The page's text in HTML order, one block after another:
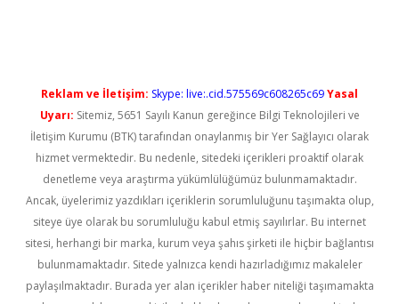
Reklam ve İletişim: Skype: live:.cid.575569c608265c69Yasal
Uyarı: Sitemiz, 5651 Sayılı Kanun gereğince Bilgi Teknolojileri ve
İletişim Kurumu (BTK) tarafından onaylanmış bir Yer Sağlayıcı olarak
hizmet vermektedir. Bu nedenle, sitedeki içerikleri proaktif olarak
denetleme veya araştırma yükümlülüğümüz bulunmamaktadır.
Ancak, üyelerimiz yazdıkları içeriklerin sorumluluğunu taşımakta olup,
siteye üye olarak bu sorumluluğu kabul etmiş sayılırlar. Bu internet
sitesi, herhangi bir marka, kurum veya şahıs şirketi ile hiçbir bağlantısı
bulunmamaktadır. Sitede yalnızca kendi hazırladığımız makaleler
paylaşılmaktadır. Burada yer alan içerikler haber niteliği taşımamakta